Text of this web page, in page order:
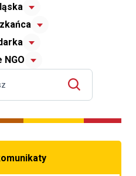
NGO